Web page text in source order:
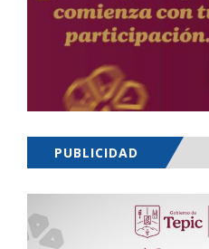
PUBLICIDAD